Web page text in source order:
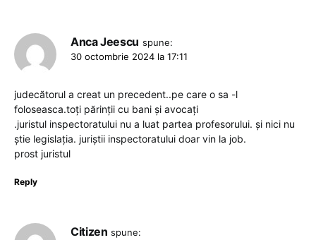
Anca Jeescu spune:
30 octombrie 2024 la 17:11
judecătorul a creat un precedent..pe care o sa -l
foloseasca.toți părinții cu bani și avocați
.juristul inspectoratului nu a luat partea profesorului. și nici nu
știe legislația. juriștii inspectoratului doar vin la job.
prost juristul
Reply
Citizen spune: